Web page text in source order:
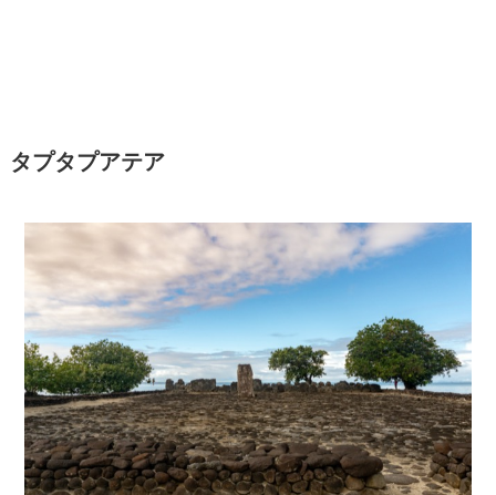
タプタプアテア